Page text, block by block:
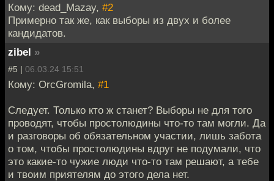
Кому: dead_Mazay, #2
Примерно так же, как выборы из двух и более
кандидатов.
zibel »
#5 | 06.03.24 15:51
Кому: OrcGromila, #1
Следует. Только кто ж станет? Выборы не для того
проводят, чтобы простолюдины что-то там могли. Да
и разговоры об обязательном участии, лишь забота
о том, чтобы простолюдины вдруг не подумали, что
это какие-то чужие люди что-то там решают, а тебе
и твоим приятелям до этого дела нет.